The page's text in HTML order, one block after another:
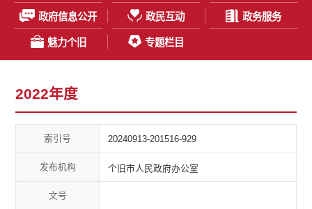
政府信息公开 政民互动 政务服务
魅力个旧 专题栏目
2022年度
索引号 20240913-201516-929
发布机构 个旧市人民政府办公室
文号